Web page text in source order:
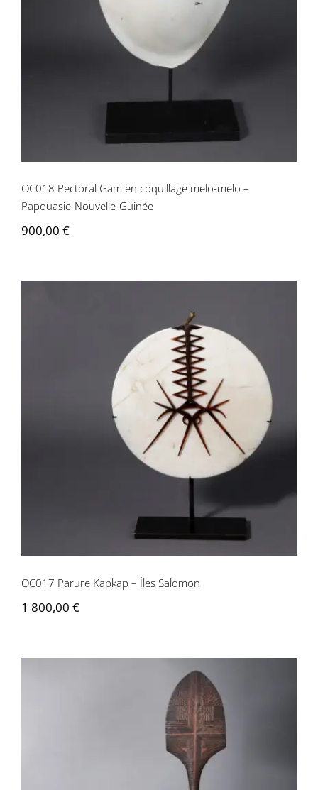
OC018 Pectoral Gam en coquillage
melo-melo – Papouasie-Nouvelle-
OC018 Pectoral Gam en coquillage melo-melo –
Papouasie-Nouvelle-Guinée
900,00 €
OC017 Parure Kapkap – Îles Salomon
OC017 Parure Kapkap – Îles Salomon
1 800,00 €